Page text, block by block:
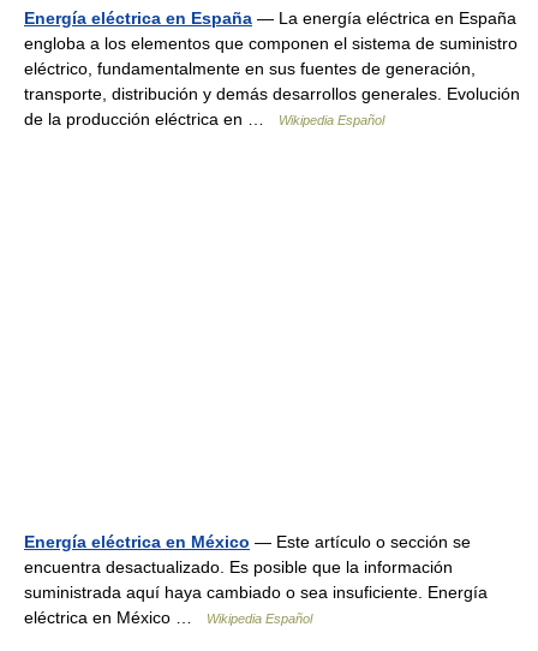
Energía eléctrica en España — La energía eléctrica en España
engloba a los elementos que componen el sistema de suministro
eléctrico, fundamentalmente en sus fuentes de generación,
transporte, distribución y demás desarrollos generales. Evolución
de la producción eléctrica en …
Wikipedia Español
Energía eléctrica en México — Este artículo o sección se
encuentra desactualizado. Es posible que la información
suministrada aquí haya cambiado o sea insuficiente. Energía
eléctrica en México …
Wikipedia Español